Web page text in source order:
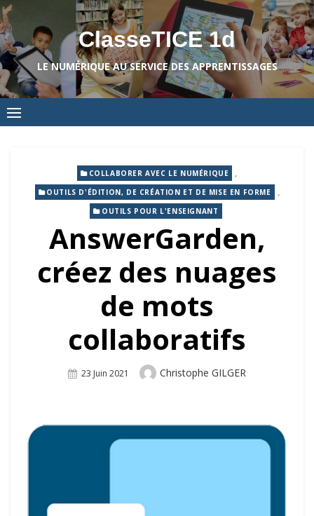
Skip
to
content
ClasseTICE 1d
LE NUMÉRIQUE AU SERVICE DES APPRENTISSAGES
COLLABORER AVEC LE NUMÉRIQUE ,
OUTILS D'ÉDITION, DE CRÉATION ET DE MISE EN FORME ,
OUTILS POUR L'ENSEIGNANT
AnswerGarden,
créez des nuages
de mots
collaboratifs
Posted
23 Juin 2021 Author
Christophe GILGER